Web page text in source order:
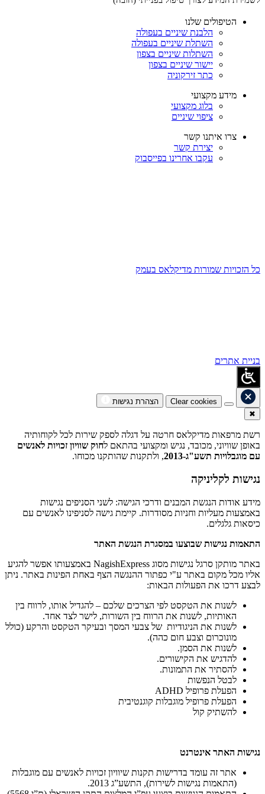
הטיפולים שלנו
הלבנת שיניים בעפולה
השתלת שיניים בעפולה
השתלות שיניים בצפון
יישור שיניים בצפון
כתר זירקוניה
מידע מקצועי
בלוג מקצועי
ציפוי שיניים
צרו איתנו קשר
יצירת קשר
עקבו אחרינו בפייסבוק
כל הזכויות שמורות מדיקלאס בעמק
בניית אתרים
Clear cookies
הצהרת נגישות
✖
רשת מרפאות מדיקלאס חרטה על דגלה לספק שירות לכל לקוחותיה
באופן שוויוני, מכובד, נגיש ומקצועי בהתאם לחוק שוויון זכויות לאנשים
עם מוגבלויות תשע"ג-2013
, ולתקנות שהותקנו מכוחו.
נגישות לקליניקה
מידע אודות הנגשת המבנים ודרכי הגישה: לשני הסניפים נגישות
באמצעות מעליות וחניות מסודרות. קיימת גישה לסניפינו לאנשים עם
כיסאות גלגלים.
התאמות נגישות שבוצעו במסגרת הנגשת האתר
באתר מותקן סרגל נגישות מסוג NagishExpress באמצעותו אפשר להגיע
אליו מכל מקום באתר ע"י כפתור ההנגשה הצף באחת הפינות באתר. ניתן
לבצע דרכו את הפעולות הבאות:
לשנות את הטקסט לפי הצרכים שלכם – להגדיל אותו, לרווח בין
האותיות, לשנות את הרווח בין השורות, לישר לצד אחד.
לשנות את הניגודיות של צבעי המסך ובעיקר הטקסט והרקע (כולל
מונוכרום וצבע חום כהה).
לשנות את הסמן.
להדגיש את הקישורים.
להסתיר את התמונות.
לבטל הנפשות
הפעלת פרופיל ADHD
הפעלת פרופיל מוגבלות קוגנטיבית
להשתיק קול
נגישות האתר אינטרנט
אתר זה עומד בדרישות תקנות שיוויון זכויות לאנשים עם מוגבלות
(התאמות נגישות לשירות), התשע”ג 2013.